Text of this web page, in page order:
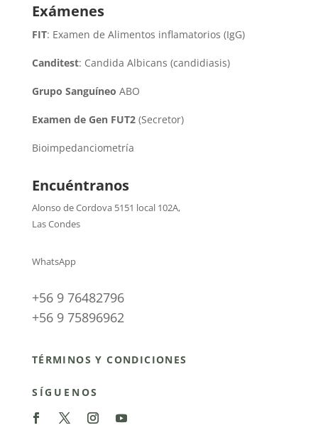
Exámenes
FIT: Examen de Alimentos inflamatorios (IgG)
Canditest: Candida Albicans (candidiasis)
Grupo Sanguíneo ABO
Examen de Gen FUT2(Secretor)
Bioimpedanciometría
Encuéntranos
Alonso de Cordova 5151 local 102A,
Las Condes
WhatsApp
+56 9 76482796
+56 9 75896962
TÉRMINOS Y CONDICIONES
SÍGUENOS